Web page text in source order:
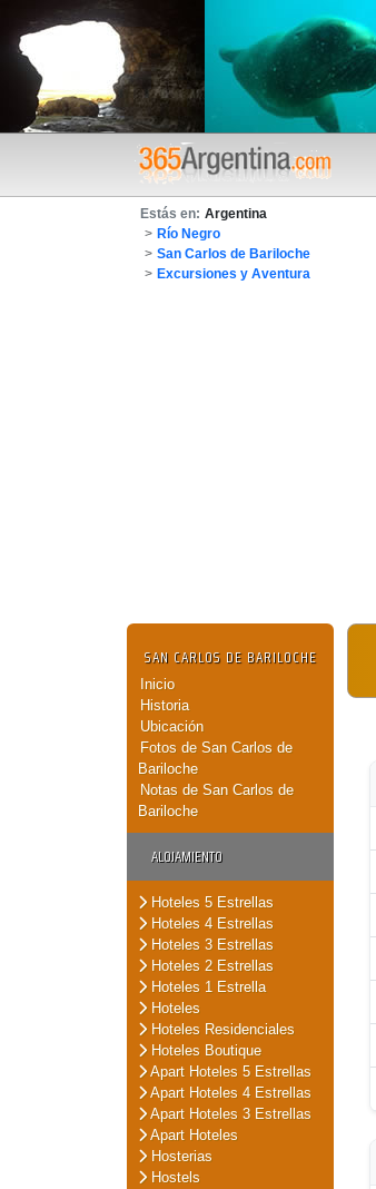
Estás en: Argentina
> Río Negro
> San Carlos de Bariloche
> Excursiones y Aventura
SAN CARLOS DE BARILOCHE
Inicio
Historia
Ubicación
Fotos de San Carlos de
Bariloche
Notas de San Carlos de
Bariloche
ALOJAMIENTO
Hoteles 5 Estrellas
Hoteles 4 Estrellas
Hoteles 3 Estrellas
Hoteles 2 Estrellas
Hoteles 1 Estrella
Hoteles
Hoteles Residenciales
Hoteles Boutique
Apart Hoteles 5 Estrellas
Apart Hoteles 4 Estrellas
Apart Hoteles 3 Estrellas
Apart Hoteles
Hosterias
Hostels